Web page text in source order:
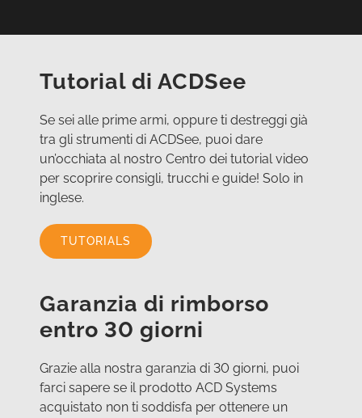
Tutorial di ACDSee
Se sei alle prime armi, oppure ti destreggi già
tra gli strumenti di ACDSee, puoi dare
un’occhiata al nostro Centro dei tutorial video
per scoprire consigli, trucchi e guide! Solo in
inglese.
TUTORIALS
Garanzia di rimborso
entro 30 giorni
Grazie alla nostra garanzia di 30 giorni, puoi
farci sapere se il prodotto ACD Systems
acquistato non ti soddisfa per ottenere un